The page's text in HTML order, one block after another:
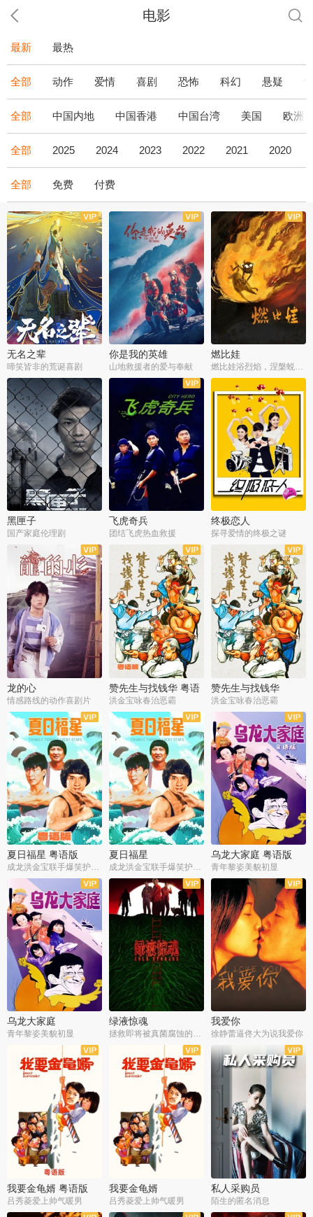
电影
最新 最热
全部 动作 爱情 喜剧 恐怖 科幻 悬疑
全部 中国内地 中国香港 中国台湾 美国 欧洲
全部 2025 2024 2023 2022 2021 2020
全部 免费 付费
无名之辈
啼笑皆非的荒诞喜剧
你是我的英雄
山地救援者的爱与奉献
燃比娃
燃比娃浴烈焰，涅槃蜕变成人
黑匣子
国产家庭伦理剧
飞虎奇兵
团结飞虎热血救援
终极恋人
探寻爱情的终极之谜
龙的心
情感路线的动作喜剧片
赞先生与找钱华 粤语
版
洪金宝咏春治恶霸
赞先生与找钱华
洪金宝咏春治恶霸
夏日福星 粤语版
成龙洪金宝联手爆笑护美女
夏日福星
成龙洪金宝联手爆笑护美女
乌龙大家庭 粤语版
青年黎姿美貌初显
乌龙大家庭
青年黎姿美貌初显
绿液惊魂
拯救即将被真菌腐蚀的世界
我爱你
徐静蕾逼佟大为说我爱你
我要金龟婿 粤语版
吕秀菱爱上帅气暖男
我要金龟婿
吕秀菱爱上帅气暖男
私人采购员
陌生的匿名消息